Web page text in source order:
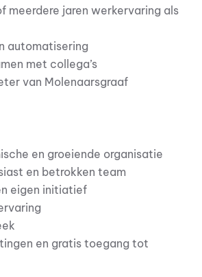
meerdere jaren werkervaring als
automatisering
met collega’s
van Molenaarsgraaf
en groeiende organisatie
en betrokken team
eigen initiatief
en gratis toegang tot